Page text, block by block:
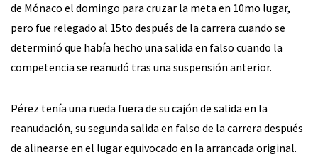
de Mónaco el domingo para cruzar la meta en 10mo lugar,
pero fue relegado al 15to después de la carrera cuando se
determinó que había hecho una salida en falso cuando la
competencia se reanudó tras una suspensión anterior.
Pérez tenía una rueda fuera de su cajón de salida en la
reanudación, su segunda salida en falso de la carrera después
de alinearse en el lugar equivocado en la arrancada original.